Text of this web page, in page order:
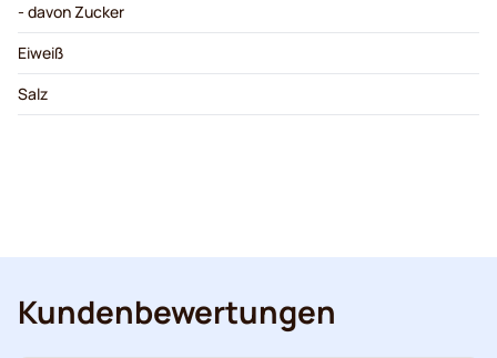
- davon Zucker
Eiweiß
Salz
Kundenbewertungen